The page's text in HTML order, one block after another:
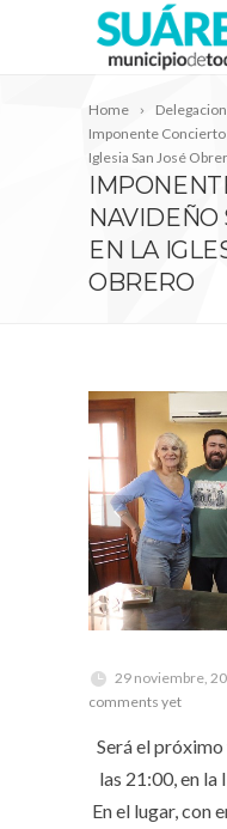
Home
Imponente
Iglesia San José
NAVIDEÑO
EN LA
OBRERO
29 noviembre,
comments yet
Será el
las 21:00, en la
En el lugar, con